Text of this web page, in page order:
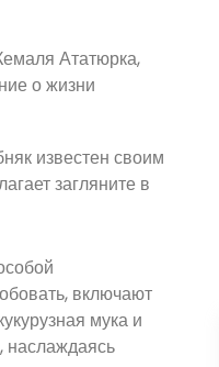
Ататюрка,
о жизни
известен своим
загляните в
включают
мука и
наслаждаясь